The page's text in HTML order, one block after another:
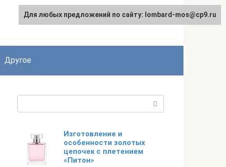
Другое
Изготовление и
особенности золотых
цепочек с плетением
«Питон»
Для любых предложений по сайту: lombard-mos@cp9.ru